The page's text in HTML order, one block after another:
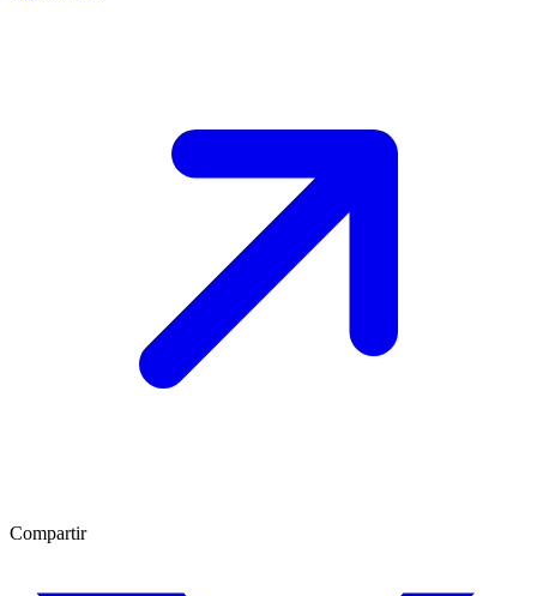
Compartir